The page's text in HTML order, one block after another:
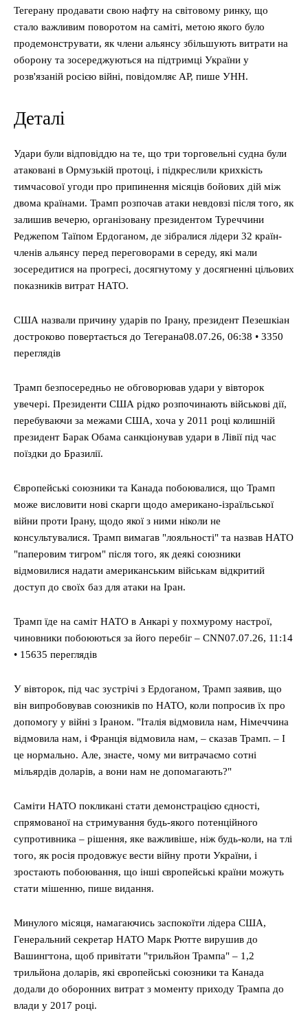
Тегерану продавати свою нафту на світовому ринку, що
стало важливим поворотом на саміті, метою якого було
продемонструвати, як члени альянсу збільшують витрати на
оборону та зосереджуються на підтримці України у
розв'язаній росією війні, повідомляє AP, пише УНН.
Деталі
Удари були відповіддю на те, що три торговельні судна були
атаковані в Ормузькій протоці, і підкреслили крихкість
тимчасової угоди про припинення місяців бойових дій між
двома країнами. Трамп розпочав атаки невдовзі після того, як
залишив вечерю, організовану президентом Туреччини
Реджепом Таїпом Ердоганом, де зібралися лідери 32 країн-
членів альянсу перед переговорами в середу, які мали
зосередитися на прогресі, досягнутому у досягненні цільових
показників витрат НАТО.
США назвали причину ударів по Ірану, президент Пезешкіан
достроково повертається до Тегерана08.07.26, 06:38 • 3350
переглядiв
Трамп безпосередньо не обговорював удари у вівторок
увечері. Президенти США рідко розпочинають військові дії,
перебуваючи за межами США, хоча у 2011 році колишній
президент Барак Обама санкціонував удари в Лівії під час
поїздки до Бразилії.
Європейські союзники та Канада побоювалися, що Трамп
може висловити нові скарги щодо американо-ізраїльської
війни проти Ірану, щодо якої з ними ніколи не
консультувалися. Трамп вимагав "лояльності" та назвав НАТО
"паперовим тигром" після того, як деякі союзники
відмовилися надати американським військам відкритий
доступ до своїх баз для атаки на Іран.
Трамп їде на саміт НАТО в Анкарі у похмурому настрої,
чиновники побоюються за його перебіг – CNN07.07.26, 11:14
• 15635 переглядiв
У вівторок, під час зустрічі з Ердоганом, Трамп заявив, що
він випробовував союзників по НАТО, коли попросив їх про
допомогу у війні з Іраном. "Італія відмовила нам, Німеччина
відмовила нам, і Франція відмовила нам, – сказав Трамп. – І
це нормально. Але, знаєте, чому ми витрачаємо сотні
мільярдів доларів, а вони нам не допомагають?"
Саміти НАТО покликані стати демонстрацією єдності,
спрямованої на стримування будь-якого потенційного
супротивника – рішення, яке важливіше, ніж будь-коли, на тлі
того, як росія продовжує вести війну проти України, і
зростають побоювання, що інші європейські країни можуть
стати мішенню, пише видання.
Минулого місяця, намагаючись заспокоїти лідера США,
Генеральний секретар НАТО Марк Рютте вирушив до
Вашингтона, щоб привітати "трильйон Трампа" – 1,2
трильйона доларів, які європейські союзники та Канада
додали до оборонних витрат з моменту приходу Трампа до
влади у 2017 році.